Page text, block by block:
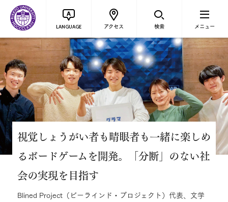
LANGUAGE アクセス 検索 メニュー
視覚しょうがい者も晴眼者も一緒に楽しめ
るボードゲームを開発。「分断」のない社
会の実現を目指す
Blined Project（ビーラインド・プロジェクト）代表、文学